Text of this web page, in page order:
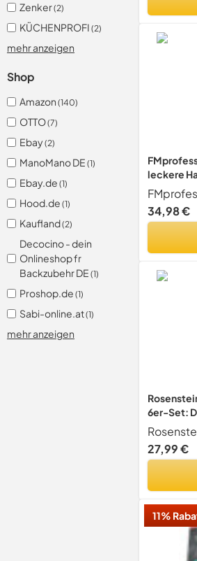
Zenker(2)
KÜCHENPROFI (2)
mehr anzeigen
Shop
Amazon (140)
OTTO(7)
Ebay(2)
ManoMano DE (1)
Ebay.de (1)
Hood.de (1)
Kaufland(2)
Decocino - dein
Onlineshop fr
Backzubehr DE (1)
Proshop.de (1)
Sabi-online.at(1)
mehr anzeigen
leckere
cm –
Törtchen
34,98 €
6er-Set:
Heber und
Anrichten
Set, Cake)
27,99 €
11%